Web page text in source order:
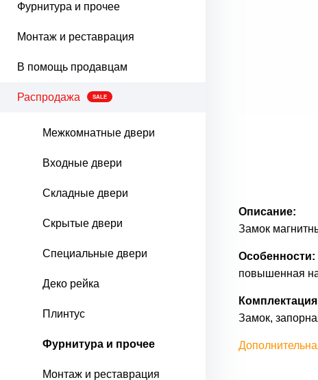
Фурнитура и прочее
Монтаж и реставрация
В помощь продавцам
Распродажа SALE
Межкомнатные двери
Входные двери
Складные двери
Скрытые двери
Специальные двери
Деко рейка
Плинтус
Фурнитура и прочее
Монтаж и реставрация
Описание:
Замок
Особенности:
повышенная
Замок,